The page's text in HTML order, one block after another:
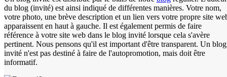
du blog (invité) est ainsi indiqué de différentes manières. Votre nom,
votre photo, une brève description et un lien vers votre propre site
apparaissent en haut à gauche. Il est également permis de faire
référence à votre site web dans le blog invité lorsque cela s'avère
pertinent. Nous pensons qu'il est important d'être transparent. Un blog
invité n'est pas destiné à faire de l'autopromotion, mais doit être
informatif.